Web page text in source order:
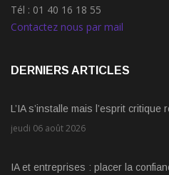
Tél : 01 40 16 18 55
Contactez nous par mail
DERNIERS ARTICLES
L’IA s’installe mais l’esprit
jeudi 06 août 2026
IA et entreprises : placer la